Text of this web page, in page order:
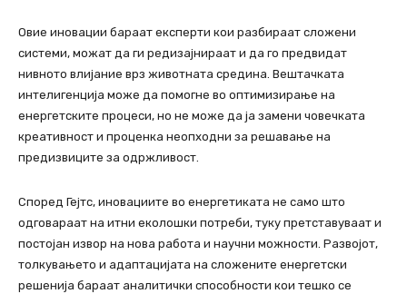
Овие иновации бараат експерти кои разбираат сложени
системи, можат да ги редизајнираат и да го предвидат
нивното влијание врз животната средина. Вештачката
интелигенција може да помогне во оптимизирање на
енергетските процеси, но не може да ја замени човечката
креативност и проценка неопходни за решавање на
предизвиците за одржливост.
Според Гејтс, иновациите во енергетиката не само што
одговараат на итни еколошки потреби, туку претставуваат и
постојан извор на нова работа и научни можности. Развојот,
толкувањето и адаптацијата на сложените енергетски
решенија бараат аналитички способности кои тешко се